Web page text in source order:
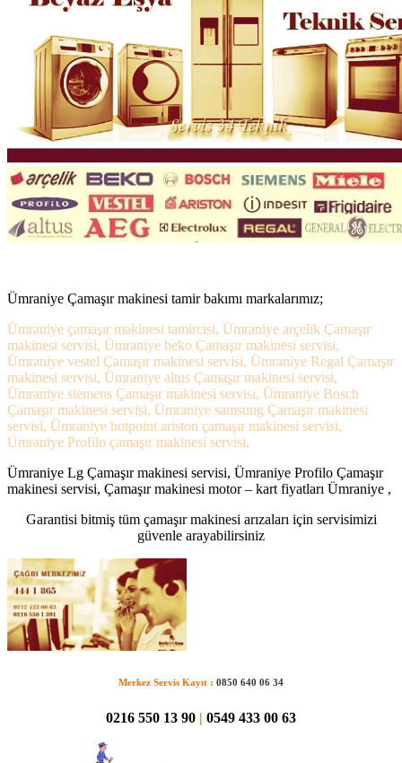
Ümraniye Çamaşır makinesi tamir bakımı markalarımız;
Ümraniye çamaşır makinesi tamircisi, Ümraniye arçelik Çamaşır
makinesi servisi, Ümraniye beko Çamaşır makinesi servisi,
Ümraniye vestel Çamaşır makinesi servisi, Ümraniye Regal Çamaşır
makinesi servisi, Ümraniye altus Çamaşır makinesi servisi,
Ümraniye siemens Çamaşır makinesi servisi, Ümraniye Bosch
Çamaşır makinesi servisi, Ümraniye samsung Çamaşır makinesi
servisi, Ümraniye hotpoint ariston çamaşır makinesi servisi,
Ümraniye Profilo çamaşır makinesi servisi,
Ümraniye Lg Çamaşır makinesi servisi, Ümraniye Profilo Çamaşır
makinesi servisi, Çamaşır makinesi motor – kart fiyatları Ümraniye ,
Garantisi bitmiş tüm çamaşır makinesi arızaları için servisimizi
güvenle arayabilirsiniz
Merkez Servis Kayıt : 0850 640 06 34
0216 550 13 90 | 0549 433 00 63